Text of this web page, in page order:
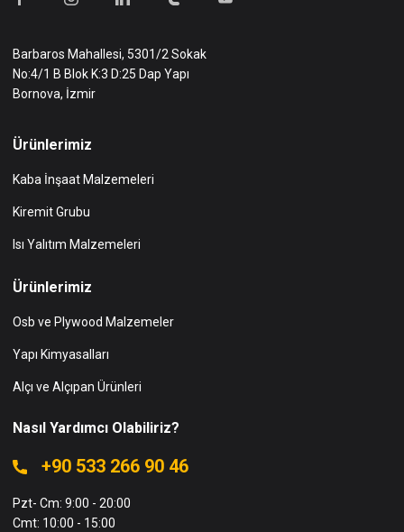
Barbaros Mahallesi, 5301/2 Sokak
No:4/1 B Blok K:3 D:25 Dap Yapı
Bornova, İzmir
Ürünlerimiz
Kaba İnşaat Malzemeleri
Kiremit Grubu
Isı Yalıtım Malzemeleri
Ürünlerimiz
Osb ve Plywood Malzemeler
Yapı Kimyasalları
Alçı ve Alçıpan Ürünleri
Nasıl Yardımcı Olabiliriz?
+90 533 266 90 46
Pzt- Cm: 9:00 - 20:00
Cmt: 10:00 - 15:00